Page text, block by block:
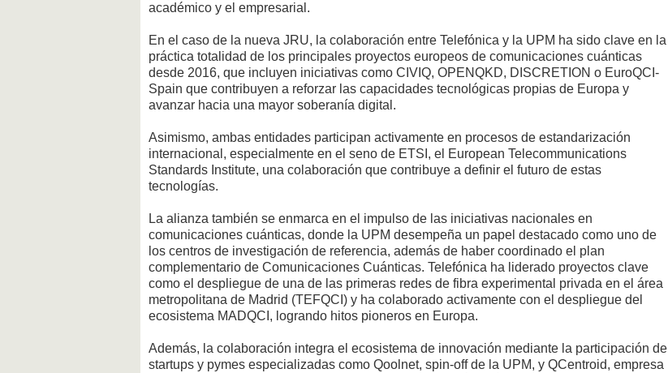
académico y el empresarial.
En el caso de la nueva JRU, la colaboración entre Telefónica y la UPM ha sido clave en la
práctica totalidad de los principales proyectos europeos de comunicaciones cuánticas
desde 2016, que incluyen iniciativas como CIVIQ, OPENQKD, DISCRETION o EuroQCI-
Spain que contribuyen a reforzar las capacidades tecnológicas propias de Europa y
avanzar hacia una mayor soberanía digital.
Asimismo, ambas entidades participan activamente en procesos de estandarización
internacional, especialmente en el seno de ETSI, el European Telecommunications
Standards Institute, una colaboración que contribuye a definir el futuro de estas
tecnologías.
La alianza también se enmarca en el impulso de las iniciativas nacionales en
comunicaciones cuánticas, donde la UPM desempeña un papel destacado como uno de
los centros de investigación de referencia, además de haber coordinado el plan
complementario de Comunicaciones Cuánticas. Telefónica ha liderado proyectos clave
como el despliegue de una de las primeras redes de fibra experimental privada en el área
metropolitana de Madrid (TEFQCI) y ha colaborado activamente con el despliegue del
ecosistema MADQCI, logrando hitos pioneros en Europa.
Además, la colaboración integra el ecosistema de innovación mediante la participación de
startups y pymes especializadas como Qoolnet, spin-off de la UPM, y QCentroid, empresa